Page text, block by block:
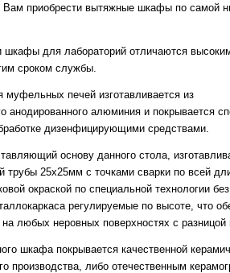
Вам приобрести вытяжные шкафы по самой
шкафы для лабораторий отличаются
сроком службы.
печей изготавливается из
анодированного алюминия и покрывается
дизенфицирующими средствами.
основу данного стола,
трубы 25х25мм с точками сварки по всей
окраской по специальной технологии
регулируемые по высоте, что
на любых неровных поверхностях с
шкафа покрывается качественной
производства, либо отечественным